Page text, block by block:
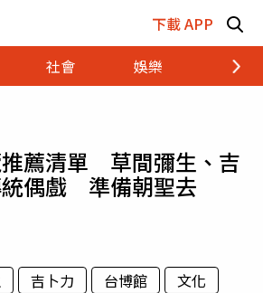
下載 APP
社會 娛樂 財經
薦清單 草間彌生、吉
統偶戲 準備朝聖去
吉卜力 台博館
文化